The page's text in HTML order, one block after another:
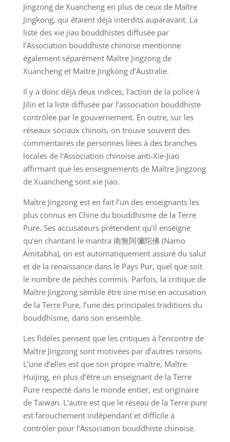
Jingzong de Xuancheng en plus de ceux de Maître
Jingkong, qui étaient déjà interdits auparavant. La
liste des xie jiao bouddhistes diffusée par
l’Association bouddhiste chinoise mentionne
également séparément Maître Jingzong de
Xuancheng et Maître Jingkong d’Australie.
Il y a donc déjà deux indices, l’action de la police à
Jilin et la liste diffusée par l’association bouddhiste
contrôlée par le gouvernement. En outre, sur les
réseaux sociaux chinois, on trouve souvent des
commentaires de personnes liées à des branches
locales de l’Association chinoise anti-Xie-Jiao
affirmant que les enseignements de Maître Jingzong
de Xuancheng sont xie jiao.
Maître Jingzong est en fait l’un des enseignants les
plus connus en Chine du bouddhisme de la Terre
Pure. Ses accusateurs prétendent qu’il enseigne
qu’en chantant le mantra 南無阿彌陀佛 (Namo
Amitabha), on est automatiquement assuré du salut
et de la renaissance dans le Pays Pur, quel que soit
le nombre de péchés commis. Parfois, la critique de
Maître Jingzong semble être une mise en accusation
de la Terre Pure, l’une des principales traditions du
bouddhisme, dans son ensemble.
Les fidèles pensent que les critiques à l’encontre de
Maître Jingzong sont motivées par d’autres raisons.
L’une d’elles est que son propre maître, Maître
Huijing, en plus d’être un enseignant de la Terre
Pure respecté dans le monde entier, est originaire
de Taiwan. L’autre est que le réseau de la Terre pure
est farouchement indépendant et difficile à
contrôler pour l’Association bouddhiste chinoise.